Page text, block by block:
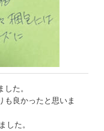
た。
も良かったと思いま
した。